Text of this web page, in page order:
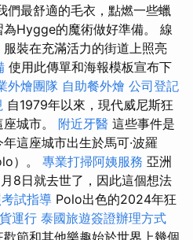
們最舒適的毛衣，點燃一些蠟
Hygge的魔術做好準備。 線
裝在充滿活力的街道上照亮
使用此傳單和海報模板宣布下
外燴團隊 自助餐外燴 公司登記
自1979年以來，現代威尼斯狂
城市。 附近牙醫 這些事件是
這座城市出生於馬可·波羅
）。 專業打掃阿姨服務 亞洲
8日就去世了，因此這個想法
試指導 Polo出色的2024年狂
貨運行 泰國旅遊簽證辦理方式
節和其他樂趣始於世界上幾個